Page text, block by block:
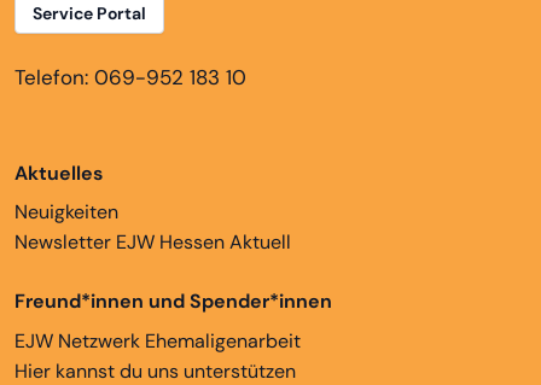
Service Portal
Telefon: 069-952 183 10
Aktuelles
Neuigkeiten
Newsletter EJW Hessen Aktuell
Freund*innen und Spender*innen
EJW Netzwerk Ehemaligenarbeit
Hier kannst du uns unterstützen